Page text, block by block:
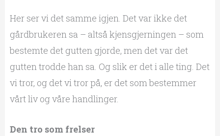
Her ser vi det samme igjen. Det var ikke det
gårdbrukeren sa – altså kjensgjerningen – som
bestemte det gutten gjorde, men det var det
gutten trodde han sa. Og slik er det i alle ting. Det
vi tror, og det vi tror på, er det som bestemmer
vårt liv og våre handlinger.
Den tro som frelser